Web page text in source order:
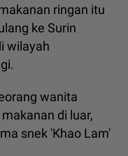
ringan itu
ke Surin
wilayah
wanita
di luar,
snek 'Khao Lam'